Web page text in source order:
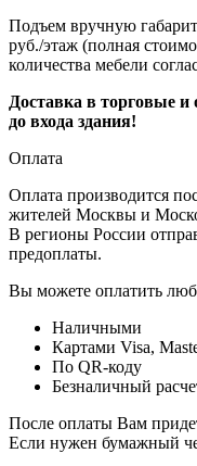
Подъем вручную
руб./этаж (полная
количества мебели
Доставка в торговые
до входа здания!
Оплата
Оплата производится
жителей Москвы и
В регионы России
предоплаты.
Вы можете оплатить
Наличными
Картами Visa,
По QR-коду
Безналичный
После оплаты Вам
Если нужен бумажный